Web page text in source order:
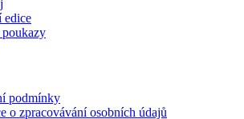
podmínky
o zpracovávání osobních údajů
podmínky
místa
- cookies